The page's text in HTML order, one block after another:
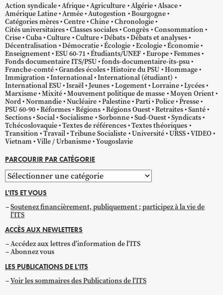
Action syndicale Afrique Agriculture Algérie Alsace
Amérique Latine Armée Autogestion
Bourgogne
Catégories mères Centre Chine Chronologie
Cités universitaires Classes sociales Congrès Consommation
Crise Cuba Culture Culture Débats Débats et analyses
Décentralisation Démocratie Écologie Ecologie Économie
Enseignement ESU 60-71 Étudiants/UNEF Europe Femmes
Fonds documentaire ITS/PSU fonds-documentaire-its-psu
Franche-comté Grandes écoles Histoire du PSU Hommage
Immigration International International (étudiant)
International ESU Israël Jeunes Logement Lorraine Lycées
Marxisme Mixité Mouvement politique de masse Moyen Orient
Nord Normandie Nucléaire Palestine Parti Police Presse
PSU 60-90 Réformes Régions Régions Ouest Retraites Santé
Sections Social Socialisme Sorbonne Sud-Ouest Syndicats
Tchécoslovaquie Textes de références Textes théoriques
Transition Travail Tribune Socialiste Université URSS VIDEO
Vietnam Ville / Urbanisme Yougoslavie
PARCOURIR PAR CATÉGORIE
Parcourir
par
catégorie
L'ITS ET VOUS
Soutenez financièrement, publiquement ; participez à la vie de
l'ITS
ACCÈS AUX NEWLETTERS
Accédez aux lettres d'information de l'ITS
Abonnez vous
LES PUBLICATIONS DE L'ITS
Voir les sommaires des Publications de l'ITS